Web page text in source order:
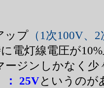
ップ （1次100V、
電灯線電圧が
ージンしかなく
： 25Vというの